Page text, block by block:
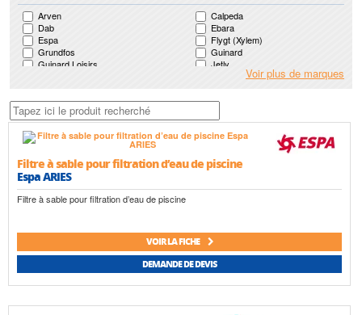
Arven
Calpeda
Dab
Ebara
Espa
Flygt (Xylem)
Grundfos
Guinard
Guinard Loisirs
Jetly
Lowara (Xylem)
Pedrollo
Saer
Salmson
Wilo
Voir plus de marques
Filtre à sable pour filtration d’eau de piscine
Espa ARIES
Filtre à sable pour filtration d’eau de piscine
VOIR LA FICHE
DEMANDE DE DEVIS